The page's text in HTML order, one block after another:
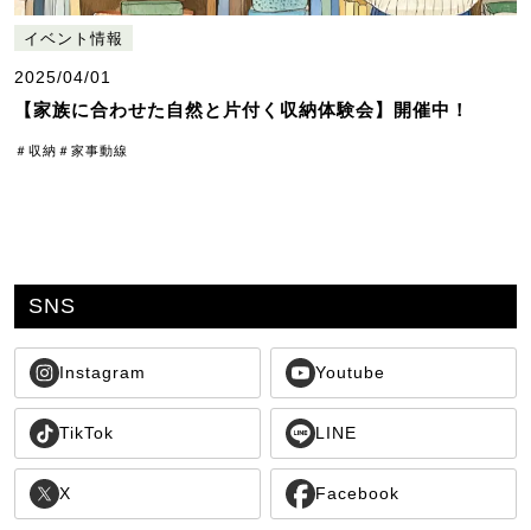
イベント情報
2025/04/01
【家族に合わせた自然と片付く収納体験会】開催中！
＃収納 ＃家事動線
SNS
Instagram Youtube
TikTok LINE
X Facebook